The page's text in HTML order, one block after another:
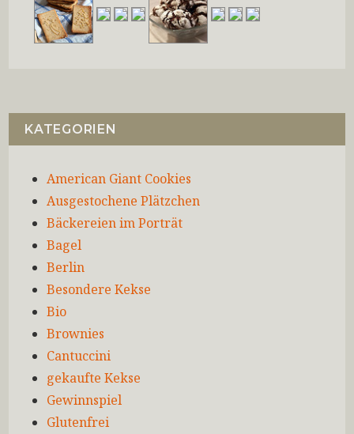
KATEGORIEN
American Giant Cookies
Ausgestochene Plätzchen
Bäckereien im Porträt
Bagel
Berlin
Besondere Kekse
Bio
Brownies
Cantuccini
gekaufte Kekse
Gewinnspiel
Glutenfrei